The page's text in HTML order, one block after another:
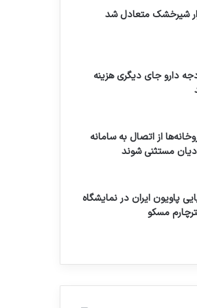
شیرخشک متعادل شد
دارو جای دیگری هزینه
از اتصال به سامانه
مستثنی شوند
پاویون ایران در نمایشگاه
مسکو